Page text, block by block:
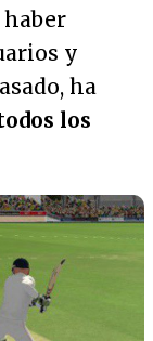
haber
y
ha
los